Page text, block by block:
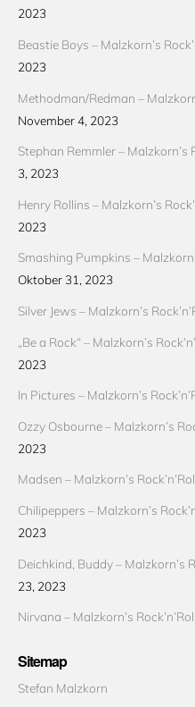
2023
Beastie Boys – Malzkorn’s
2023
Methodman/Redman –
November 4, 2023
Stephan Remmler – Malzkorn’s
3, 2023
Henry Rollins – Malzkorn’s
2023
Smashing Pumpkins –
Oktober 31, 2023
Silver Jews – Malzkorn’s
„Be a Rock“ – Malzkorn’s
2023
In Pictures – Malzkorn’s
Ozzy Osbourne – Malzkorn’s
2023
Madsen – Malzkorn’s
Chilipeppers – Malzkorn’s
2023
Deichkind, Buddy – Malzkorn’s
23, 2023
Nirvana – Malzkorn’s
Sitemap
Stefan Malzkorn